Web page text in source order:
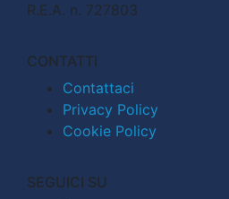
R.E.A. n. 727803
CONTATTI
Contattaci
Privacy Policy
Cookie Policy
SEGUICI SU